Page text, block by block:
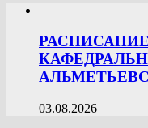
03.08.2026